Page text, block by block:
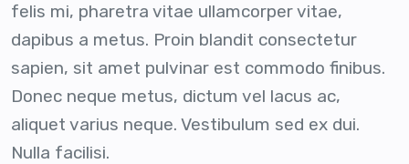
felis mi, pharetra vitae ullamcorper vitae,
dapibus a metus. Proin blandit consectetur
sapien, sit amet pulvinar est commodo finibus.
Donec neque metus, dictum vel lacus ac,
aliquet varius neque. Vestibulum sed ex dui.
Nulla facilisi.